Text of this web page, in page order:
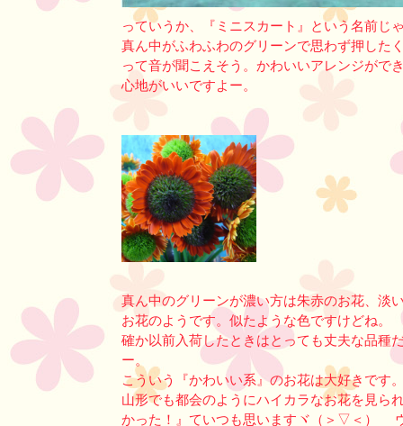
っていうか、『ミニスカート』という名前じ
真ん中がふわふわのグリーンで思わず押した
って音が聞こえそう。かわいいアレンジがで
心地がいいですよー。
真ん中のグリーンが濃い方は朱赤のお花、淡
お花のようです。似たような色ですけどね。
確か以前入荷したときはとっても丈夫な品種
ー。
こういう『かわいい系』のお花は大好きです
山形でも都会のようにハイカラなお花を見ら
かった！』ていつも思いますヾ（＞▽＜）ゞ